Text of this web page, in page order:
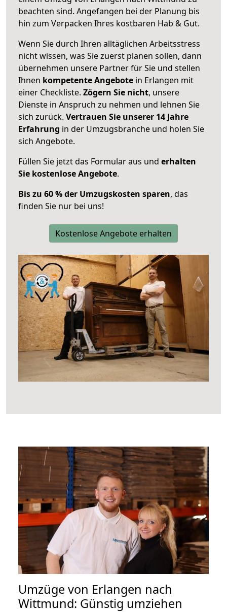
beachten sind. Angefangen bei der Planung bis
hin zum Verpacken Ihres kostbaren Hab & Gut.
Wenn Sie durch Ihren alltäglichen Arbeitsstress
nicht wissen, was Sie zuerst planen sollen, dann
übernehmen unsere Partner für Sie und stellen
Ihnen kompetente Angebote in Erlangen mit
einer Checkliste. Zögern Sie nicht, unsere
Dienste in Anspruch zu nehmen und lehnen Sie
sich zurück. Vertrauen Sie unserer 14 Jahre
Erfahrung in der Umzugsbranche und holen Sie
sich Angebote.
Füllen Sie jetzt das Formular aus und erhalten
Sie kostenlose Angebote.
Bis zu 60 % der Umzugskosten sparen, das
finden Sie nur bei uns!
Kostenlose Angebote erhalten
Umzüge von Erlangen nach
Wittmund: Günstig umziehen